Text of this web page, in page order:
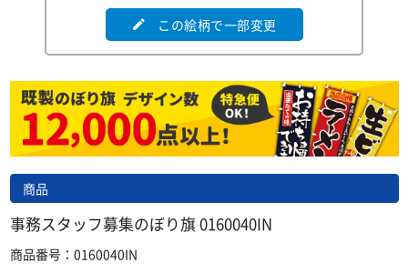
edit この絵柄で一部変更
商品
事務スタッフ募集のぼり旗 0160040IN
商品番号：0160040IN